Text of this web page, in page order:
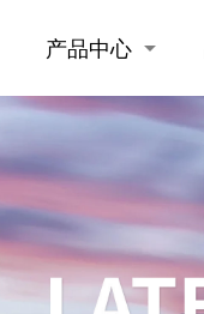
产品中心